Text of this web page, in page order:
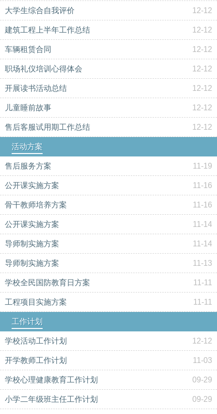
大学生综合自我评价 12-12
建筑工程上半年工作总结 12-12
车辆租赁合同 12-12
职场礼仪培训心得体会 12-12
开展读书活动总结 12-12
儿童睡前故事 12-12
售后客服试用期工作总结 12-12
活动方案
售后服务方案 11-19
公开课实施方案 11-16
骨干教师培养方案 11-16
公开课实施方案 11-14
导师制实施方案 11-14
导师制实施方案 11-13
学校全民国防教育日方案 11-11
工程项目实施方案 11-11
工作计划
学校活动工作计划 12-12
开学教师工作计划 11-03
学校心理健康教育工作计划 09-29
小学二年级班主任工作计划 09-29